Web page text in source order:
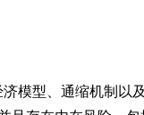
模型、通缩机制